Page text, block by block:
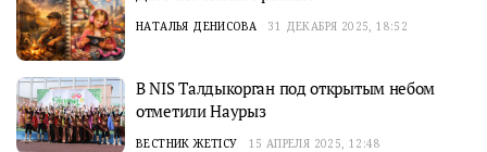
НАТАЛЬЯ ДЕНИСОВА 31 ДЕКАБРЯ 2025, 18:52
В NIS Талдыкорган под открытым небом
отметили Наурыз
ВЕСТНИК ЖЕТІСУ 15 АПРЕЛЯ 2025, 12:48